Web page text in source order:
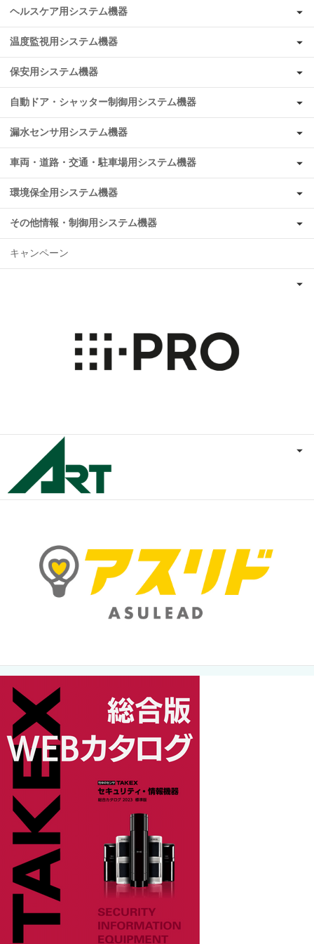
ヘルスケア用システム機器
温度監視用システム機器
保安用システム機器
自動ドア・シャッター制御用システム機器
漏水センサ用システム機器
車両・道路・交通・駐車場用システム機器
環境保全用システム機器
その他情報・制御用システム機器
キャンペーン